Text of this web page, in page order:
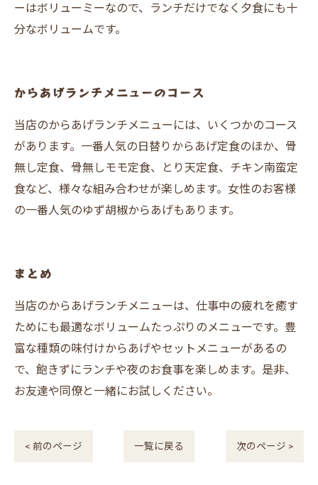
ーはボリューミーなので、ランチだけでなく夕食にも十
分なボリュームです。
からあげランチメニューのコース
当店のからあげランチメニューには、いくつかのコース
があります。一番人気の日替りからあげ定食のほか、骨
無し定食、骨無しモモ定食、とり天定食、チキン南蛮定
食など、様々な組み合わせが楽しめます。女性のお客様
の一番人気のゆず胡椒からあげもあります。
まとめ
当店のからあげランチメニューは、仕事中の疲れを癒す
ためにも最適なボリュームたっぷりのメニューです。豊
富な種類の味付けからあげやセットメニューがあるの
で、飽きずにランチや夜のお食事を楽しめます。是非、
お友達や同僚と一緒にお試しください。
< 前のページ 一覧に戻る 次のページ >